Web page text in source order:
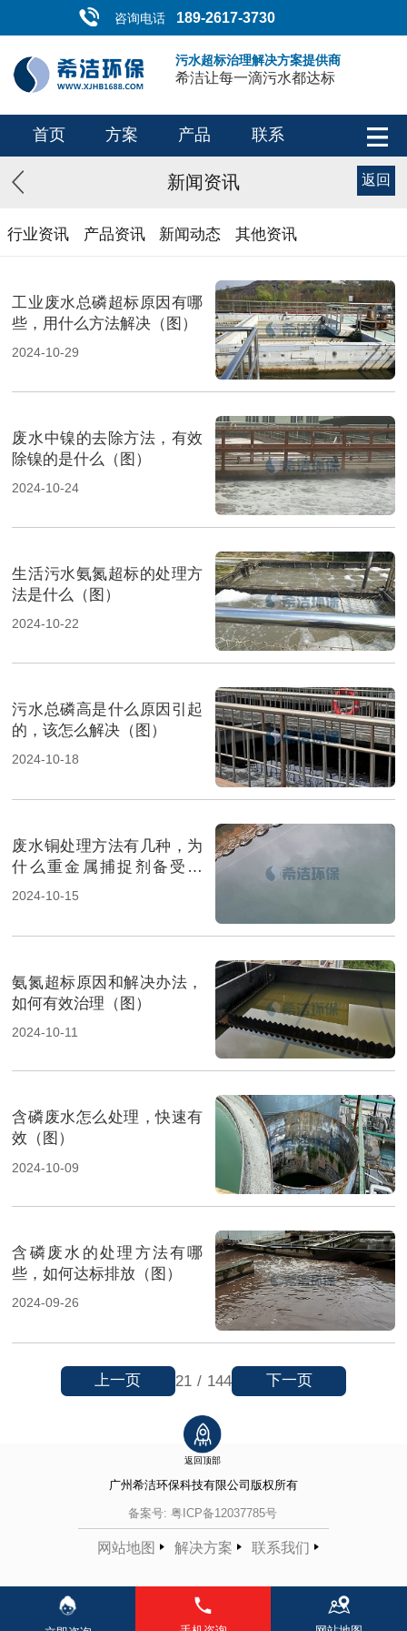
咨询电话 189-2617-3730
污水超标治理解决方案提供商
希洁让每一滴污水都达标
首页 方案 产品 联系
新闻资讯 返回
行业资讯 产品资讯 新闻动态 其他资讯
工业废水总磷超标原因有哪
些，用什么方法解决（图）
2024-10-29
废水中镍的去除方法，有效
除镍的是什么（图）
2024-10-24
生活污水氨氮超标的处理方
法是什么（图）
2024-10-22
污水总磷高是什么原因引起
的，该怎么解决（图）
2024-10-18
废水铜处理方法有几种，为
什么重金属捕捉剂备受关
注？（图）
2024-10-15
氨氮超标原因和解决办法，
如何有效治理（图）
2024-10-11
含磷废水怎么处理，快速有
效（图）
2024-10-09
含磷废水的处理方法有哪
些，如何达标排放（图）
2024-09-26
21 / 144
上一页 下一页
返回顶部
广州希洁环保科技有限公司 版权所有
备案号: 粤ICP备12037785号
网站地图 解决方案 联系我们